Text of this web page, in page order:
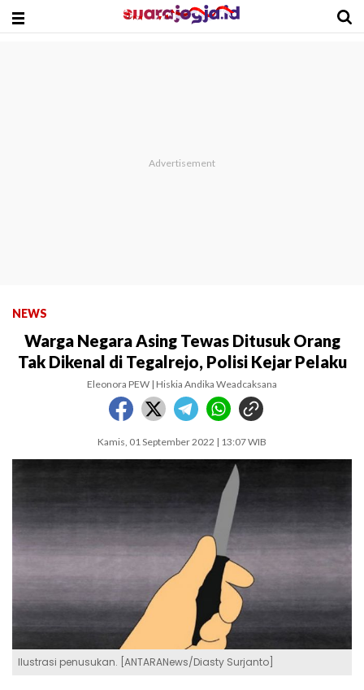
NEWS
Warga Negara Asing Tewas Ditusuk Orang
Tak Dikenal di Tegalrejo, Polisi Kejar Pelaku
Eleonora PEW | Hiskia Andika Weadcaksana
Kamis, 01 September 2022 | 13:07 WIB
Ilustrasi penusukan. [ANTARANews/Diasty Surjanto]